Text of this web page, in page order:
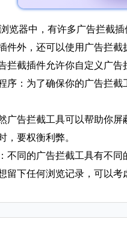
览器中，有许多广告拦截
件外，还可以使用广告拦
拦截插件允许你自定义广
序：为了确保你的广告拦
广告拦截工具可以帮助你
，要权衡利弊。
不同的广告拦截工具有不
留下任何浏览记录，可以